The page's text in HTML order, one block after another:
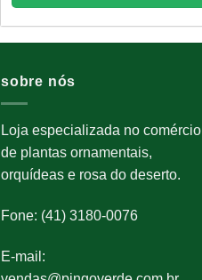
sobre nós
Loja especializada no comércio
de plantas ornamentais,
orquídeas e rosa do deserto.
Fone: (41) 3180-0076
E-mail: